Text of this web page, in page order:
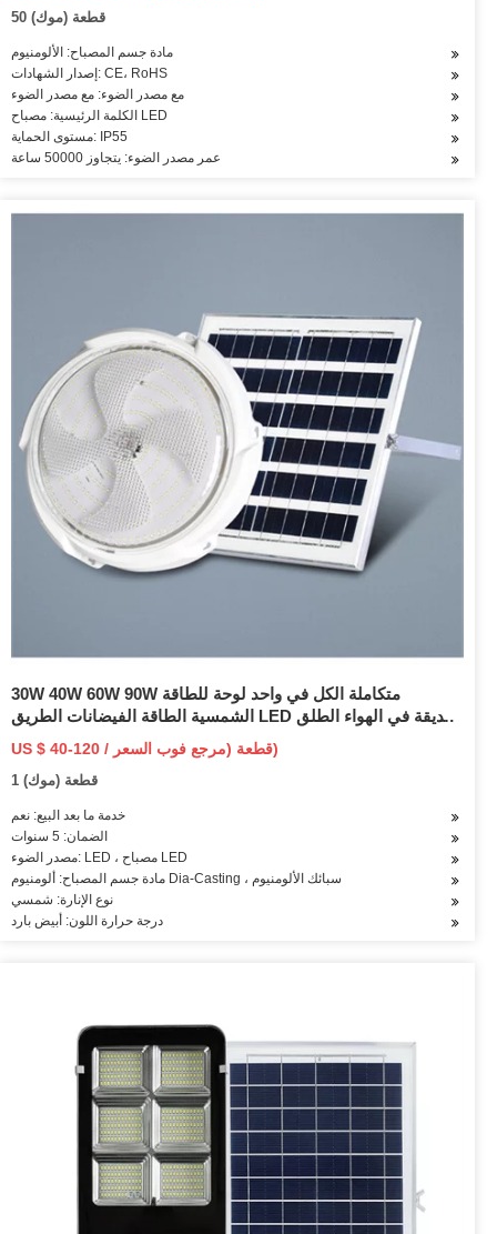
50 قطعة (موك)
مادة جسم المصباح: الألومنيوم
إصدار الشهادات: CE، RoHS
مع مصدر الضوء: مع مصدر الضوء
الكلمة الرئيسية: مصباح LED
مستوى الحماية: IP55
عمر مصدر الضوء: يتجاوز 50000 ساعة
30W 40W 60W 90W متكاملة الكل في واحد لوحة للطاقة
الشمسية الطاقة الفيضانات الطريق LED حديقة في الهواء الطلق
ضوء الشارع
US $ 40-120 / قطعة (مرجع فوب السعر)
1 قطعة (موك)
خدمة ما بعد البيع: نعم
الضمان: 5 سنوات
مصدر الضوء: LED ، مصباح LED
مادة جسم المصباح: ألومنيوم Dia-Casting ، سبائك الألومنيوم
نوع الإنارة: شمسي
درجة حرارة اللون: أبيض بارد